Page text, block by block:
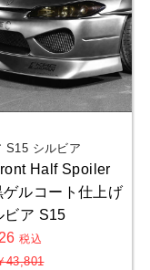
S15 シルビア
Half Spoiler
ゲルコート仕上げ
ビア S15
税込
43,801